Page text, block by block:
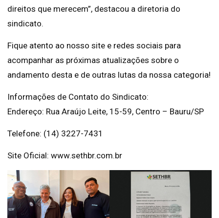
direitos que merecem”, destacou a diretoria do
sindicato.
Fique atento ao nosso site e redes sociais para
acompanhar as próximas atualizações sobre o
andamento desta e de outras lutas da nossa categoria!
Informações de Contato do Sindicato:
Endereço: Rua Araújo Leite, 15-59, Centro – Bauru/SP
Telefone: (14) 3227-7431
Site Oficial: www.sethbr.com.br